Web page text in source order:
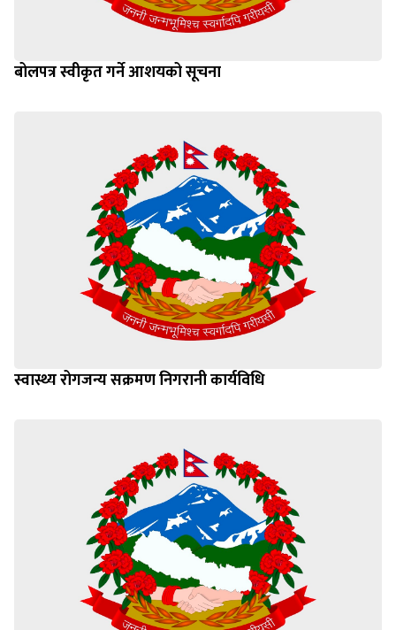
बोलपत्र स्वीकृत गर्ने आशयको सूचना
स्वास्थ्य रोगजन्य सक्रमण निगरानी कार्यविधि